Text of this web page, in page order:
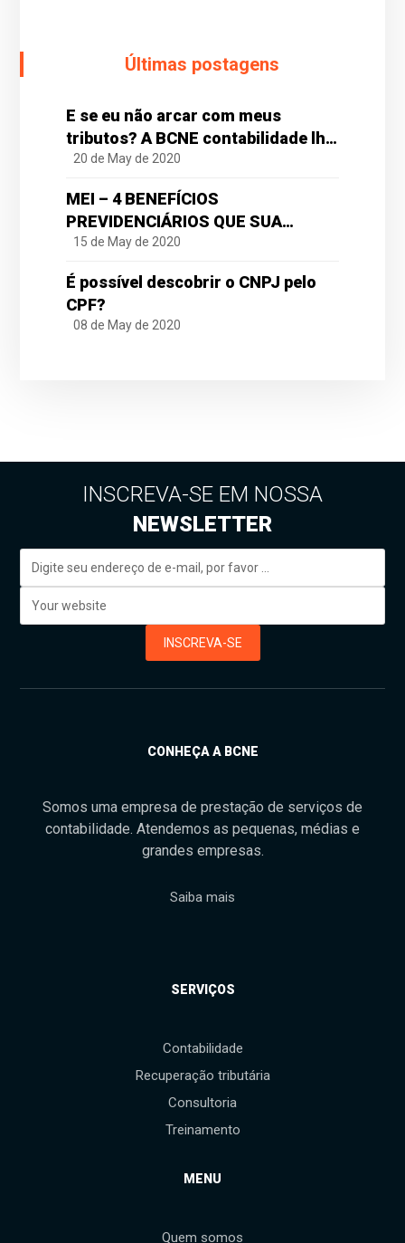
Últimas postagens
E se eu não arcar com meus
tributos? A BCNE contabilidade lhe
ajuda!
20 de May de 2020
MEI – 4 BENEFÍCIOS
PREVIDENCIÁRIOS QUE SUA
EMPRESA TEM DIREITO
15 de May de 2020
É possível descobrir o CNPJ pelo
CPF?
08 de May de 2020
INSCREVA-SE EM NOSSA
NEWSLETTER
INSCREVA-SE
CONHEÇA A BCNE
Somos uma empresa de prestação de serviços de
contabilidade. Atendemos as pequenas, médias e
grandes empresas.
Saiba mais
SERVIÇOS
Contabilidade
Recuperação tributária
Consultoria
Treinamento
MENU
Quem somos